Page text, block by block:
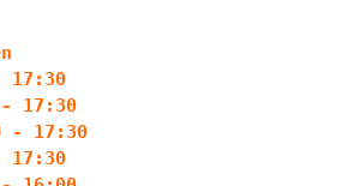
17:30
- 17:30
- 17:30